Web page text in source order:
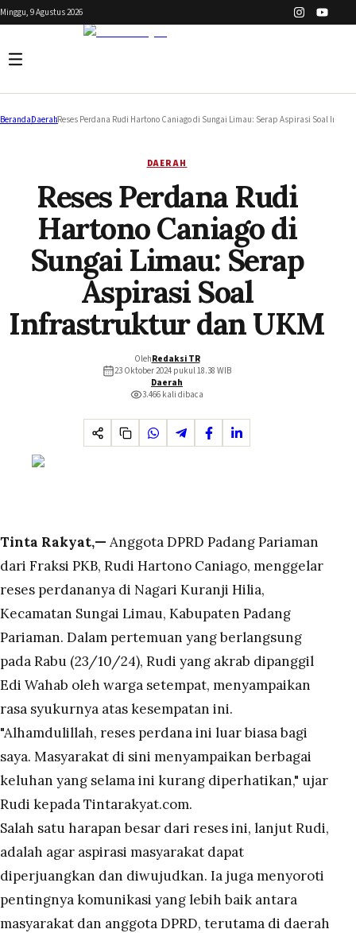
Minggu, 9 Agustus 2026
Beranda/Daerah
/Reses Perdana Rudi Hartono Caniago di Sungai Limau: Serap Aspirasi Soal
DAERAH
Reses Perdana Rudi
Hartono Caniago di
Sungai Limau: Serap
Aspirasi Soal
Infrastruktur dan UKM
OlehRedaksi TR
23 Oktober 2024 pukul 18.38 WIB
Daerah
3.466 kali dibaca
Tinta Rakyat,— Anggota DPRD Padang Pariaman
dari Fraksi PKB, Rudi Hartono Caniago, menggelar
reses perdananya di Nagari Kuranji Hilia,
Kecamatan Sungai Limau, Kabupaten Padang
Pariaman. Dalam pertemuan yang berlangsung
pada Rabu (23/10/24), Rudi yang akrab dipanggil
Edi Wahab oleh warga setempat, menyampaikan
rasa syukurnya atas kesempatan ini.
"Alhamdulillah, reses perdana ini luar biasa bagi
saya. Masyarakat di sini menyampaikan berbagai
keluhan yang selama ini kurang diperhatikan," ujar
Rudi kepada Tintarakyat.com.
Salah satu harapan besar dari reses ini, lanjut Rudi,
adalah agar aspirasi masyarakat dapat
diperjuangkan dan diwujudkan. Ia juga menyoroti
pentingnya komunikasi yang lebih baik antara
masyarakat dan anggota DPRD, terutama di daerah